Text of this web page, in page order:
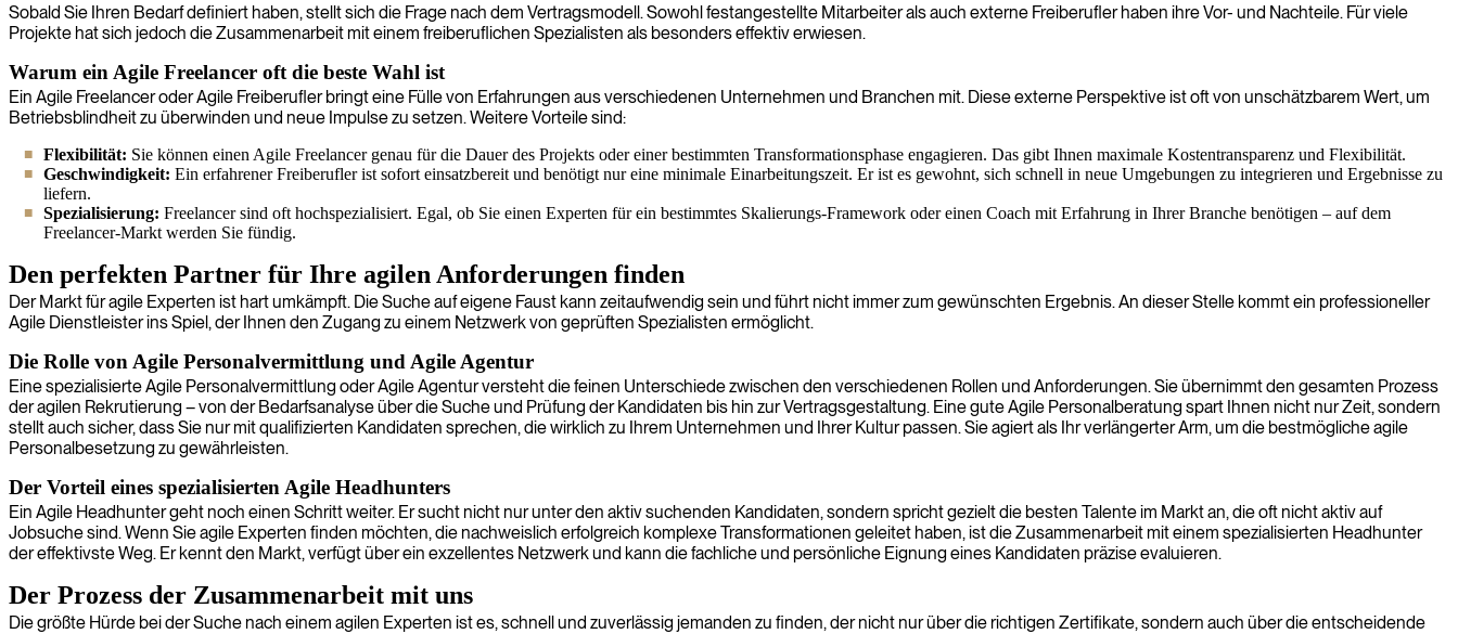
Sobald Sie Ihren Bedarf definiert haben, stellt sich die Frage nach dem Vertragsmodell. Sowohl festangestellte Mitarbeiter als auch externe Freiberufler haben ihre Vor- und Nachteile. Für viele
Projekte hat sich jedoch die Zusammenarbeit mit einem freiberuflichen Spezialisten als besonders effektiv erwiesen.
Warum ein Agile Freelancer oft die beste Wahl ist
Ein Agile Freelancer oder Agile Freiberufler bringt eine Fülle von Erfahrungen aus verschiedenen Unternehmen und Branchen mit. Diese externe Perspektive ist oft von unschätzbarem Wert, um
Betriebsblindheit zu überwinden und neue Impulse zu setzen. Weitere Vorteile sind:
Flexibilität: Sie können einen Agile Freelancer genau für die Dauer des Projekts oder einer bestimmten Transformationsphase engagieren. Das gibt Ihnen maximale Kostentransparenz und Flexibilität.
Geschwindigkeit: Ein erfahrener Freiberufler ist sofort einsatzbereit und benötigt nur eine minimale Einarbeitungszeit. Er ist es gewohnt, sich schnell in neue Umgebungen zu integrieren und Ergebnisse zu
liefern.
Spezialisierung: Freelancer sind oft hochspezialisiert. Egal, ob Sie einen Experten für ein bestimmtes Skalierungs-Framework oder einen Coach mit Erfahrung in Ihrer Branche benötigen – auf dem
Freelancer-Markt werden Sie fündig.
Den perfekten Partner für Ihre agilen Anforderungen finden
Der Markt für agile Experten ist hart umkämpft. Die Suche auf eigene Faust kann zeitaufwendig sein und führt nicht immer zum gewünschten Ergebnis. An dieser Stelle kommt ein professioneller
Agile Dienstleister ins Spiel, der Ihnen den Zugang zu einem Netzwerk von geprüften Spezialisten ermöglicht.
Die Rolle von Agile Personalvermittlung und Agile Agentur
Eine spezialisierte Agile Personalvermittlung oder Agile Agentur versteht die feinen Unterschiede zwischen den verschiedenen Rollen und Anforderungen. Sie übernimmt den gesamten Prozess
der agilen Rekrutierung – von der Bedarfsanalyse über die Suche und Prüfung der Kandidaten bis hin zur Vertragsgestaltung. Eine gute Agile Personalberatung spart Ihnen nicht nur Zeit, sondern
stellt auch sicher, dass Sie nur mit qualifizierten Kandidaten sprechen, die wirklich zu Ihrem Unternehmen und Ihrer Kultur passen. Sie agiert als Ihr verlängerter Arm, um die bestmögliche agile
Personalbesetzung zu gewährleisten.
Der Vorteil eines spezialisierten Agile Headhunters
Ein Agile Headhunter geht noch einen Schritt weiter. Er sucht nicht nur unter den aktiv suchenden Kandidaten, sondern spricht gezielt die besten Talente im Markt an, die oft nicht aktiv auf
Jobsuche sind. Wenn Sie agile Experten finden möchten, die nachweislich erfolgreich komplexe Transformationen geleitet haben, ist die Zusammenarbeit mit einem spezialisierten Headhunter
der effektivste Weg. Er kennt den Markt, verfügt über ein exzellentes Netzwerk und kann die fachliche und persönliche Eignung eines Kandidaten präzise evaluieren.
Der Prozess der Zusammenarbeit mit uns
Die größte Hürde bei der Suche nach einem agilen Experten ist es, schnell und zuverlässig jemanden zu finden, der nicht nur über die richtigen Zertifikate, sondern auch über die entscheidende